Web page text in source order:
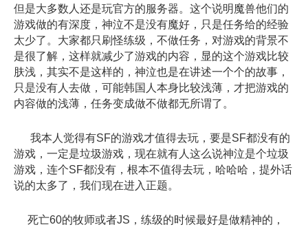
但是大多数人还是玩官方的服务器。这个说明魔兽他们的
游戏做的有深度，神泣不是没有魔好，只是任务给的经验
太少了。大家都只刷怪练级，不做任务，对游戏的背景不
是很了解，这样就减少了游戏的内容，显的这个游戏比较
肤浅，其实不是这样的，神泣也是在讲述一个个的故事，
只是没有人去做，可能韩国人本身比较浅薄，才把游戏的
内容做的浅薄，任务变成做不做都无所谓了。
我本人觉得有SF的游戏才值得去玩，要是SF都没有的
游戏，一定是垃圾游戏，现在就有人这么说神泣是个垃圾
游戏，连个SF都没有，根本不值得去玩，哈哈哈，提外话
说的太多了，我们现在进入正题。
死亡60的牧师或者JS，练级的时候最好是做精神的，